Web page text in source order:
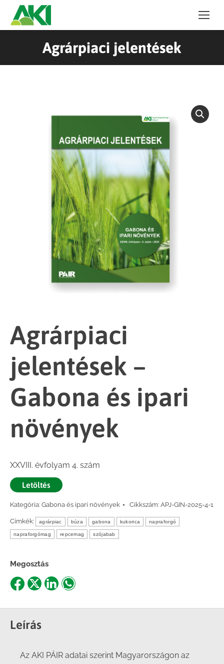
Agrárpiaci jelentések
Agrárpiaci
jelentések –
Gabona és ipari
növények
XXVIII. évfolyam 4. szám
Letöltés
Kategória: Gabona és ipari növények Cikkszám: APJ-GIN-2025-4-1
Címkék: agrárpiac búza gabona kukorica napraforgó
napraforgómag repcemag szójabab
Megosztás
Share
Facebook
Share
X
ShareShare
Leírás
Az AKI PÁIR adatai szerint Magyarországon az